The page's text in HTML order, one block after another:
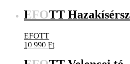
EFOTT
EFOTT
10 990 Ft